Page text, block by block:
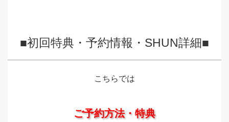
■初回特典・予約情報・SHUN詳細■
こちらでは
ご予約方法・特典